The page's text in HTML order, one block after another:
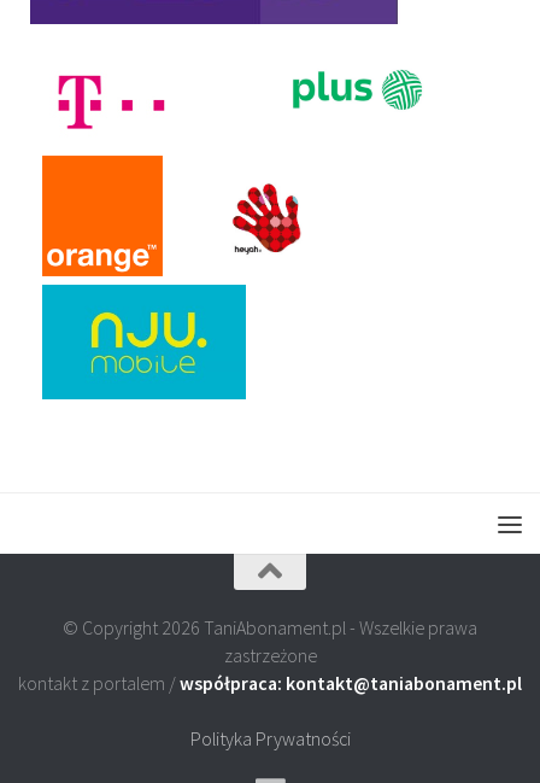
© Copyright 2026 TaniAbonament.pl - Wszelkie prawa
zastrzeżone
kontakt z portalem /współpraca: kontakt@taniabonament.pl
Polityka Prywatności